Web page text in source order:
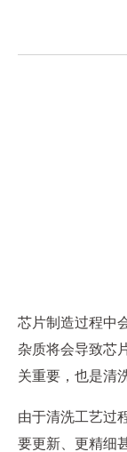
芯片制造过程中
杂质将会导致芯
关重要，也是清
由于清洗工艺过
要更新、更精细